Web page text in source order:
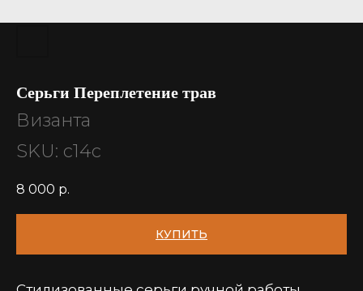
Серьги Переплетение трав
Византа
SKU: с14с
8 000 р.
КУПИТЬ